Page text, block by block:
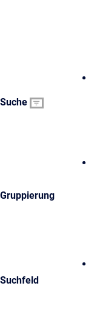
Suche
Gruppierung
Suchfeld